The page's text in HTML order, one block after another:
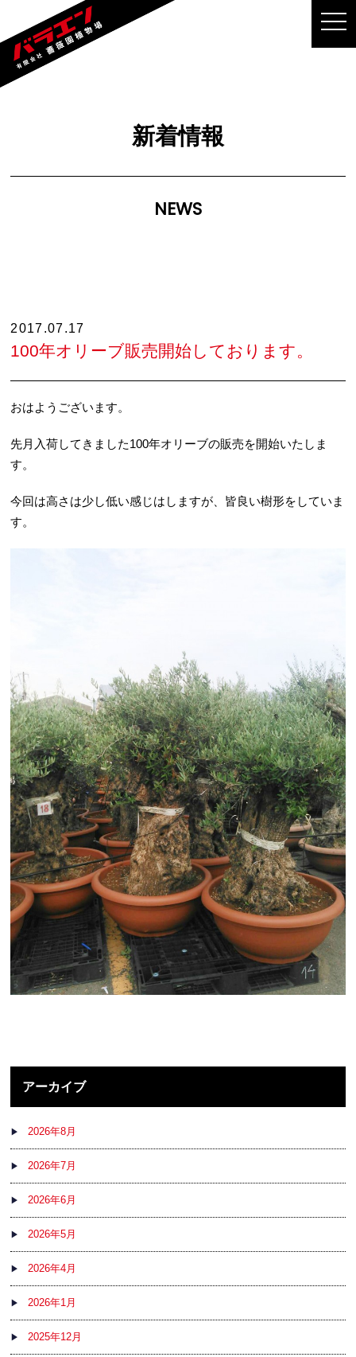
新着情報
NEWS
2017.07.17
100年オリーブ販売開始しております。
おはようございます。
先月入荷してきました100年オリーブの販売を開始いたしま
す。
今回は高さは少し低い感じはしますが、皆良い樹形をしていま
す。
アーカイブ
2026年8月
2026年7月
2026年6月
2026年5月
2026年4月
2026年1月
2025年12月